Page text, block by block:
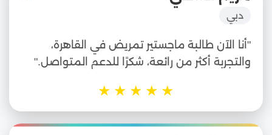
دبي
"أنا الآن طالبة ماجستير تمريض في القاهرة،
والتجربة أكثر من رائعة، شكرًا للدعم المتواصل."
★
★
★
★
★